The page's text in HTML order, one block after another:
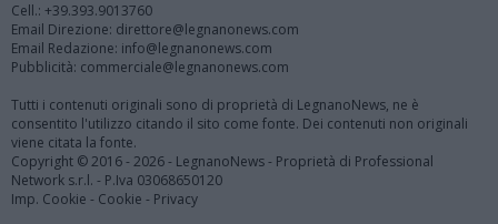
Cell.: +39.393.9013760
Email Direzione: direttore@legnanonews.com
Email Redazione: info@legnanonews.com
Pubblicità: commerciale@legnanonews.com
Tutti i contenuti originali sono di proprietà di LegnanoNews, ne è
consentito l'utilizzo citando il sito come fonte. Dei contenuti non originali
viene citata la fonte.
Copyright © 2016 - 2026 - LegnanoNews - Proprietà di Professional
Network s.r.l. - P.Iva 03068650120
Imp. Cookie - Cookie - Privacy